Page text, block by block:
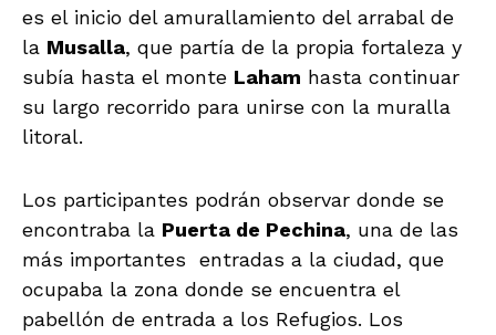
es el inicio del amurallamiento del arrabal de
la Musalla, que partía de la propia fortaleza y
subía hasta el monte Laham hasta continuar
su largo recorrido para unirse con la muralla
litoral.
Los participantes podrán observar donde se
encontraba la Puerta de Pechina, una de las
más importantes entradas a la ciudad, que
ocupaba la zona donde se encuentra el
pabellón de entrada a los Refugios. Los